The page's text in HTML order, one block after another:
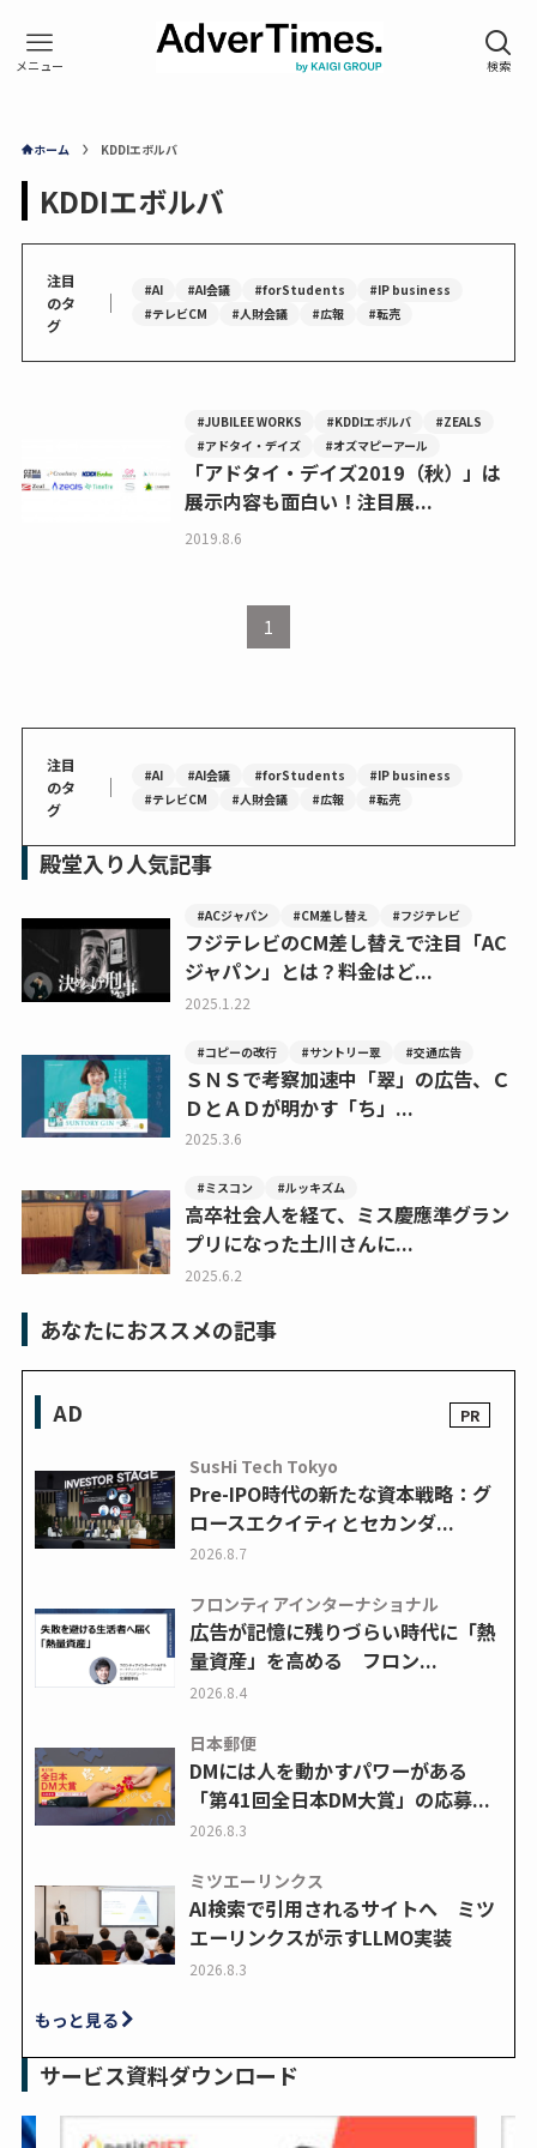
ホーム KDDIエボルバ
KDDIエボルバ
注目
のタ
グ
｜ #AI #AI会議 #forStudents
#IP business
#テレビCM
#人財会議 #広報 #転売
#JUBILEE WORKS #KDDIエボルバ
#ZEALS
#アドタイ・デイズ
#オズマピーアール
「アドタイ・デイズ2019（秋）」は
展示内容も面白い！注目展...
2019.8.6
1
注目
のタ
グ
｜ #AI #AI会議 #forStudents
#IP business
#テレビCM
#人財会議 #広報 #転売
殿堂入り人気記事
#ACジャパン #CM差し替え #フジテレビ
フジテレビのCM差し替えで注目「AC
ジャパン」とは？料金はど...
2025.1.22
#コピーの改行 #サントリー翠 #交通広告
ＳＮＳで考察加速中「翠」の広告、Ｃ
ＤとＡＤが明かす「ち」...
2025.3.6
#ミスコン #ルッキズム
高卒社会人を経て、ミス慶應準グラン
プリになった土川さんに...
2025.6.2
あなたにおススメの記事
AD
SusHi Tech Tokyo
Pre-IPO時代の新たな資本戦略：グ
ロースエクイティとセカンダ...
2026.8.7
フロンティアインターナショナル
広告が記憶に残りづらい時代に「熱
量資産」を高める フロン...
2026.8.4
日本郵便
DMには人を動かすパワーがある
「第41回全日本DM大賞」の応募...
2026.8.3
ミツエーリンクス
AI検索で引用されるサイトへ ミツ
エーリンクスが示すLLMO実装
2026.8.3
もっと見る
サービス資料ダウンロード